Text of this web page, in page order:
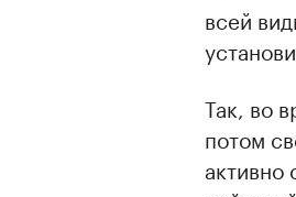
всей
Так, во
потом
активно